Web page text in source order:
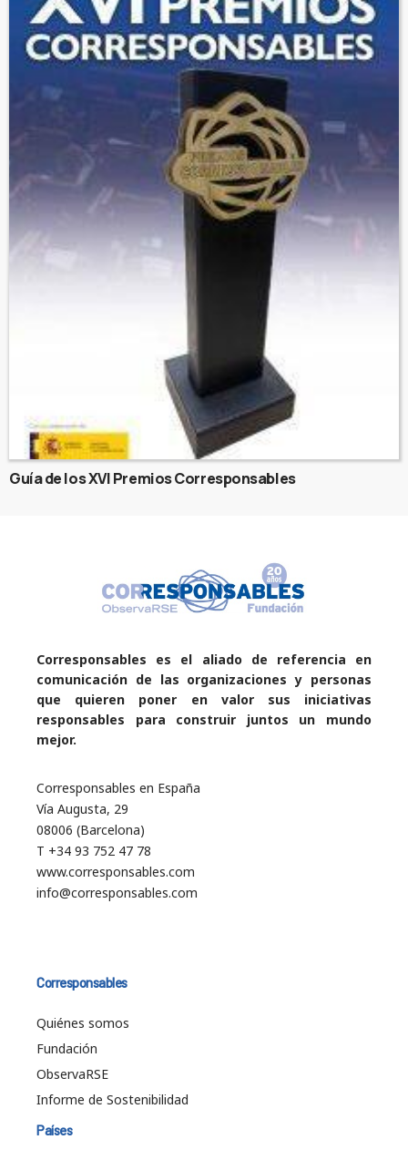
Guía de los XVI Premios Corresponsables
Corresponsables es el aliado de referencia en
comunicación de las organizaciones y personas
que quieren poner en valor sus iniciativas
responsables para construir juntos un mundo
mejor.
Corresponsables en España
Vía Augusta, 29
08006 (Barcelona)
T +34 93 752 47 78
www.corresponsables.com
info@corresponsables.com
Corresponsables
Quiénes somos
Fundación
ObservaRSE
Informe de Sostenibilidad
Países